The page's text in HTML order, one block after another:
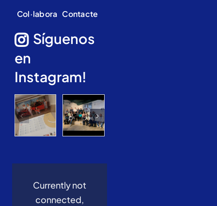
Col·labora Contacte
Síguenos
en
Instagram!
Currently not
connected,